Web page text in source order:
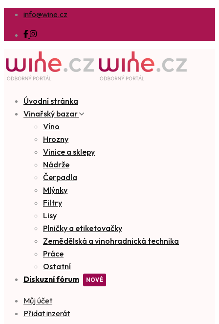
info@wine.cz
Úvodní stránka
Vinařský bazar
Víno
Hrozny
Vinice a sklepy
Nádrže
Čerpadla
Mlýnky
Filtry
Lisy
Plničky a etiketovačky
Zemědělská a vinohradnická technika
Práce
Ostatní
Diskuzní fórum
Můj účet
Přidat inzerát